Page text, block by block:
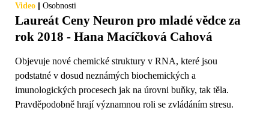
Video | Osobnosti
Laureát Ceny Neuron pro mladé vědce za
rok 2018 - Hana Macíčková Cahová
Objevuje nové chemické struktury v RNA, které jsou
podstatné v dosud neznámých biochemických a
imunologických procesech jak na úrovni buňky, tak těla.
Pravděpodobně hrají významnou roli se zvládáním stresu.